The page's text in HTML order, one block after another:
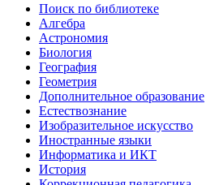
Поиск по библиотеке
Алгебра
Астрономия
Биология
География
Геометрия
Дополнительное образование
Естествознание
Изобразительное искусство
Иностранные языки
Информатика и ИКТ
История